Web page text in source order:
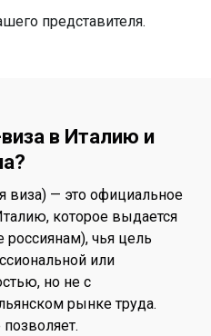
представителя.
в Италию и
виза) — это официальное
которое выдается
россиянам), чья цель
или
но не с
рынке труда.